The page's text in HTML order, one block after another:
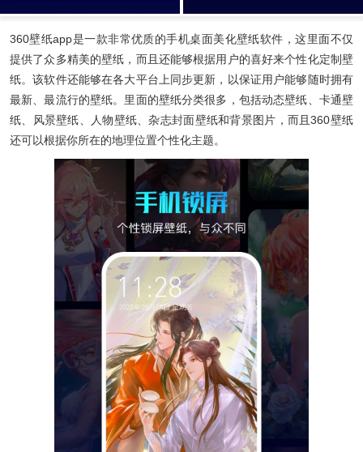
360壁纸app是一款非常优质的手机桌面美化壁纸软件，这里面不仅
提供了众多精美的壁纸，而且还能够根据用户的喜好来个性化定制壁
纸。该软件还能够在各大平台上同步更新，以保证用户能够随时拥有
最新、最流行的壁纸。里面的壁纸分类很多，包括动态壁纸、卡通壁
纸、风景壁纸、人物壁纸、杂志封面壁纸和背景图片，而且360壁纸
还可以根据你所在的地理位置个性化主题。